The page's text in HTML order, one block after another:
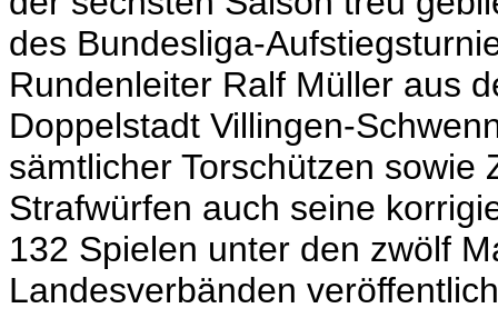
des Bundesliga-
Rundenleiter Ralf Müller aus
Doppelstadt Villingen-
sämtlicher Torschützen sowie
Strafwürfen auch seine
132 Spielen unter den zwölf
Landesverbänden